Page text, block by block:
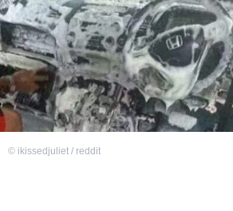
© ikissedjuliet / reddit